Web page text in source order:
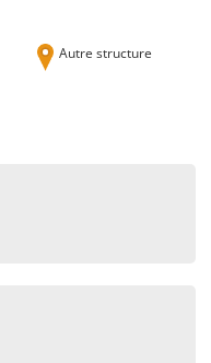
Autre structure